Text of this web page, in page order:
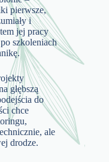
pierwsze,
i
jej pracy
szkoleniach
głębszą
do
chce
ale
drodze.